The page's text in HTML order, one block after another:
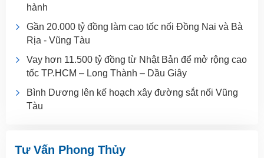
hành
Gần 20.000 tỷ đồng làm cao tốc nối Đồng Nai và Bà
Rịa - Vũng Tàu
Vay hơn 11.500 tỷ đồng từ Nhật Bản để mở rộng cao
tốc TP.HCM – Long Thành – Dầu Giây
Bình Dương lên kế hoạch xây đường sắt nối Vũng
Tàu
Tư Vấn Phong Thủy